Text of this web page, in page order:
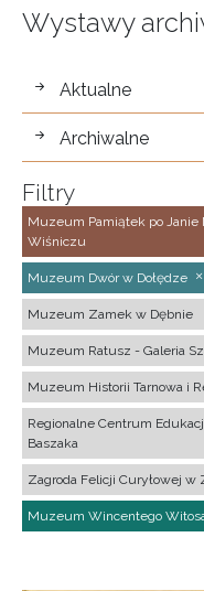
Wystawy
wystawy
Aktualne
Archiwalne
Filtry
Muzeum Pamiątek po
Wiśniczu
Muzeum Dwór w Dołędze
Muzeum Zamek w Dębnie
Muzeum Ratusz - Galeria
Muzeum Historii Tarnowa i
Regionalne Centrum
Baszaka
Zagroda Felicji Curyłowej w
Muzeum Wincentego